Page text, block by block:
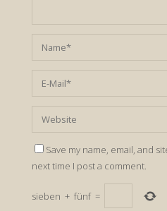
Save my name, email, and
next time I post a comment.
sieben + fünf =